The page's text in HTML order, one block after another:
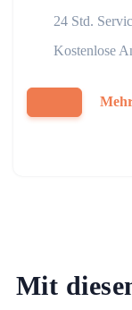
24 Std.
Kostenlose
Mit